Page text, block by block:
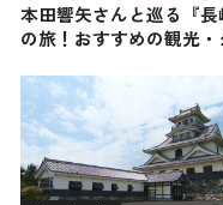
本田響矢さんと巡る『長
の旅！おすすめの観光・
送